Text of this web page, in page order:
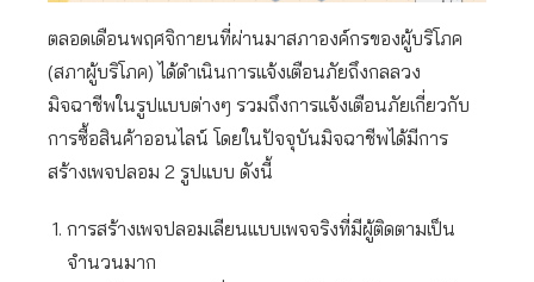
ตลอดเดือนพฤศจิกายนที่ผ่านมาสภาองค์กรของผู้บริโภค
(สภาผู้บริโภค) ได้ดำเนินการแจ้งเตือนภัยถึงกลลวง
มิจฉาชีพในรูปแบบต่างๆ รวมถึงการแจ้งเตือนภัยเกี่ยวกับ
การซื้อสินค้าออนไลน์ โดยในปัจจุบันมิจฉาชีพได้มีการ
สร้างเพจปลอม 2 รูปแบบ ดังนี้
การสร้างเพจปลอมเลียนแบบเพจจริงที่มีผู้ติดตามเป็น
จำนวนมาก